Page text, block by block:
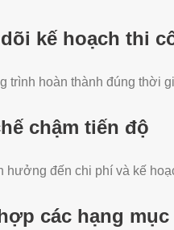
kế hoạch thi
trình hoàn thành đúng thời
chậm tiến độ
hưởng đến chi phí và kế
các hạng